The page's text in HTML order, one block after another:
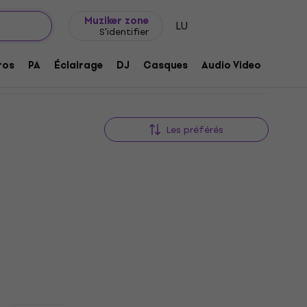
Muziker zone
S'identifier LU
PA Éclairage DJ Casques Audio Video
Les préférés